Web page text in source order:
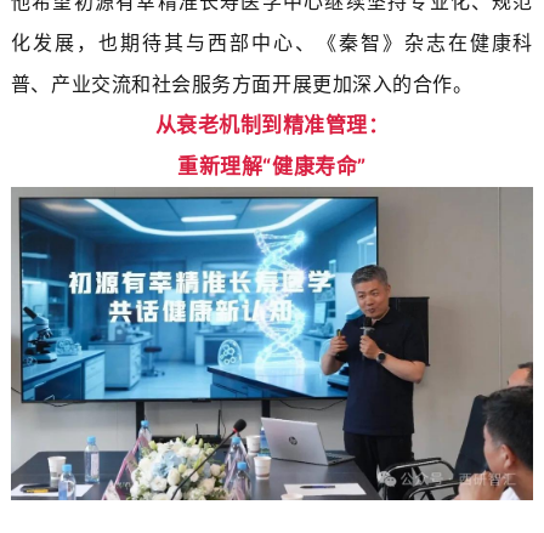
化发展，也期待其与西部中心、《秦智》杂志在健康科
普、产业交流和社会服务方面开展更加深入的合作。
从衰老机制到精准管理：
重新理解“健康寿命”